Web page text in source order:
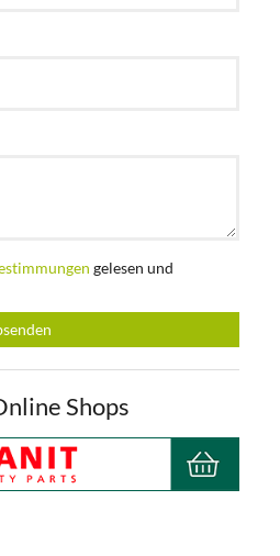
gelesen und
Shops